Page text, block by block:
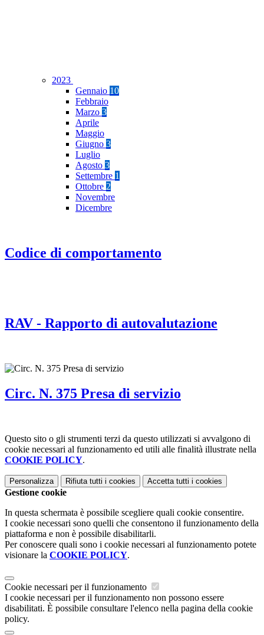
2023
Gennaio 10
Febbraio
Marzo 3
Aprile
Maggio
Giugno 3
Luglio
Agosto 3
Settembre 1
Ottobre 2
Novembre
Dicembre
Codice di comportamento
RAV - Rapporto di autovalutazione
Circ. N. 375 Presa di servizio
Questo sito o gli strumenti terzi da questo utilizzati si avvalgono di
cookie necessari al funzionamento ed utili alle finalità illustrate nella
COOKIE POLICY.
Personalizza Rifiuta tutti i cookies Accetta tutti i cookies
Gestione cookie
In questa schermata è possibile scegliere quali cookie consentire.
I cookie necessari sono quelli che consentono il funzionamento della
piattaforma e non è possibile disabilitarli.
Per conoscere quali sono i cookie necessari al funzionamento potete
visionare la COOKIE POLICY.
Cookie necessari per il funzionamento
I cookie necessari per il funzionamento non possono essere
disabilitati. È possibile consultare l'elenco nella pagina della cookie
policy.